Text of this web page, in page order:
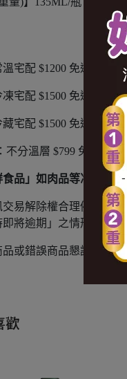
宅配 $1200 免運，未滿
宅配 $1500 免運，未滿
宅配 $1500 免運，未滿
不分溫層 $799 免運，
品」如肉品等冷凍食
易解除權合理例外情
將逾期」之情形，排
或錯誤商品懇請直接來
歡